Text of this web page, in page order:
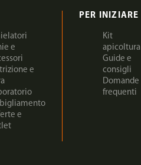
e
e
e
PER INIZIARE
Kit
apicoltura
Guide e
consigli
Domande
frequenti